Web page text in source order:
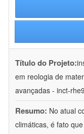
Título do Projeto:
em reologia de
avançadas - inct-rhe9
Resumo: No atual
climáticas, é fato